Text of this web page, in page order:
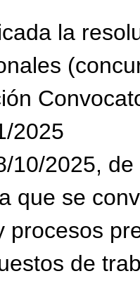
la
2025
10/2025,
que se
procesos
de